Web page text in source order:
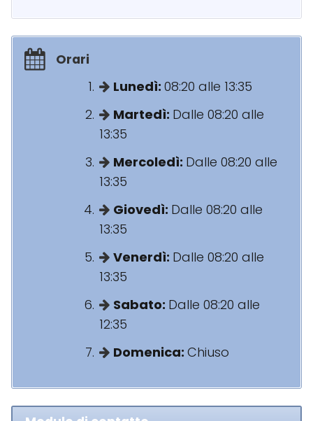
Orari
Lunedì: 08:20 alle 13:35
Martedì: Dalle 08:20 alle
13:35
Mercoledì: Dalle 08:20 alle
13:35
Giovedì: Dalle 08:20 alle
13:35
Venerdì: Dalle 08:20 alle
13:35
Sabato: Dalle 08:20 alle
12:35
Domenica: Chiuso